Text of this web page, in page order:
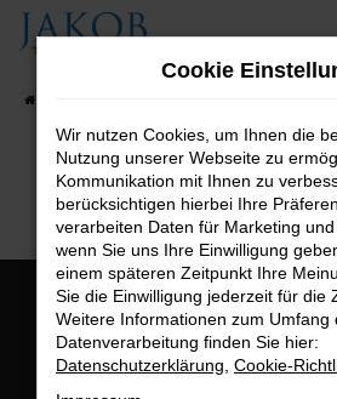
Zum
B2B-
Montag bis
Cookie
Wir nutzen Cookies, um Ihnen die
Nutzung unserer Webseite zu
Kommunikation mit Ihnen zu
berücksichtigen hierbei Ihre
verarbeiten Daten für Marketing und
wenn Sie uns Ihre Einwilligung
einem späteren Zeitpunkt Ihre
Sie die Einwilligung jederzeit für die
Weitere Informationen zum Umfang
Datenverarbeitung finden Sie hier:
Datenschutzerklärung Cookie-